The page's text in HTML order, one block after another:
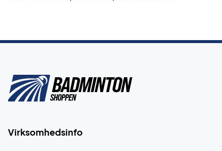
Virksomhedsinfo